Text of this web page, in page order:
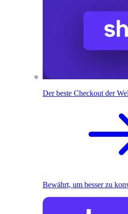
Der beste Checkout der
Bewährt, um besser zu